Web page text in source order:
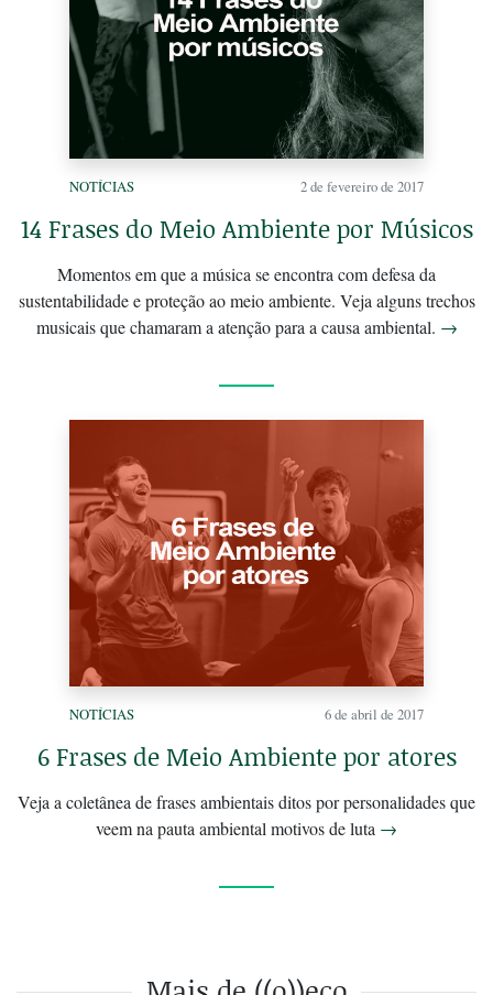
NOTÍCIAS 2 de fevereiro de 2017
14 Frases do Meio Ambiente por Músicos
Momentos em que a música se encontra com defesa da
sustentabilidade e proteção ao meio ambiente. Veja alguns trechos
musicais que chamaram a atenção para a causa ambiental. →
NOTÍCIAS 6 de abril de 2017
6 Frases de Meio Ambiente por atores
Veja a coletânea de frases ambientais ditos por personalidades que
veem na pauta ambiental motivos de luta →